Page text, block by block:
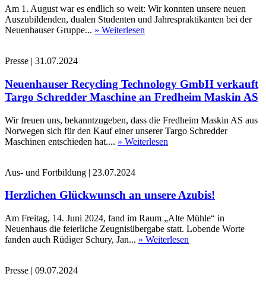
Am 1. August war es endlich so weit: Wir konnten unsere neuen
Auszubildenden, dualen Studenten und Jahrespraktikanten bei der
Neuenhauser Gruppe... » Weiterlesen
Presse | 31.07.2024
Neuenhauser Recycling Technology GmbH verkauft
Targo Schredder Maschine an Fredheim Maskin AS
Wir freuen uns, bekanntzugeben, dass die Fredheim Maskin AS aus
Norwegen sich für den Kauf einer unserer Targo Schredder
Maschinen entschieden hat.... » Weiterlesen
Aus- und Fortbildung | 23.07.2024
Herzlichen Glückwunsch an unsere Azubis!
Am Freitag, 14. Juni 2024, fand im Raum „Alte Mühle“ in
Neuenhaus die feierliche Zeugnisübergabe statt. Lobende Worte
fanden auch Rüdiger Schury, Jan... » Weiterlesen
Presse | 09.07.2024